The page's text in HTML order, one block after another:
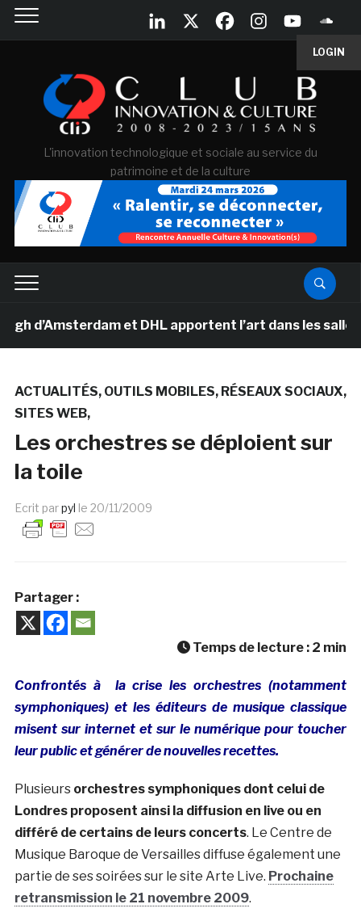
LOGIN
L'innovation technologique et sociale au service du
patrimoine et de la culture
et DHL apportent l’art dans les salles de
ACTUALITÉS OUTILS MOBILES RÉSEAUX SOCIAUX
SITES WEB
Les orchestres se déploient sur
la toile
Ecrit parpyl le 20/11/2009
Partager :
Temps de lecture : 2 min
Confrontés à la crise les orchestres (notamment
symphoniques) et les éditeurs de musique classique
misent sur internet et sur le numérique pour toucher
leur public et générer de nouvelles recettes.
Plusieurs orchestres symphoniques dont celui de
Londres proposent ainsi la diffusion en live ou en
différé de certains de leurs concerts. Le Centre de
Musique Baroque de Versailles diffuse également une
partie de ses soirées sur le site Arte Live. Prochaine
retransmission le 21 novembre 2009.